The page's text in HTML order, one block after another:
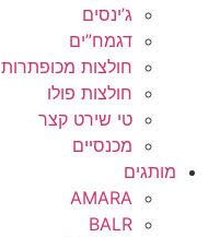
ג’ינסים
דגמח”ים
חולצות מכופתרות
חולצות פולו
טי שירט קצר
מכנסיים
מותגים
AMARA
BALR